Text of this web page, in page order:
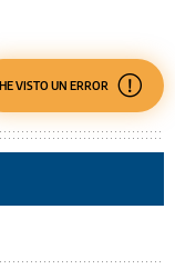
HE VISTO UN ERROR